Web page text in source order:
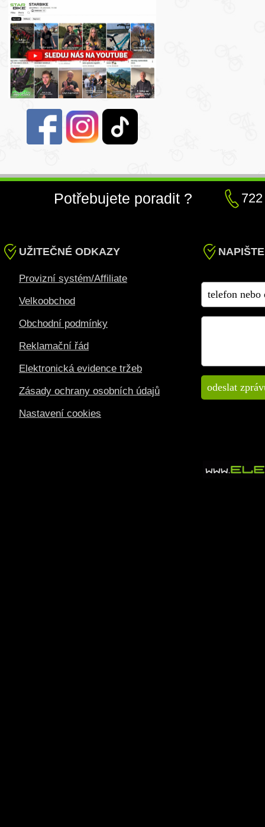
Potřebujete poradit ?
UŽITEČNÉ ODKAZY
Provizní systém/Affiliate
Velkoobchod
Obchodní podmínky
Reklamační řád
Elektronická evidence tržeb
Zásady ochrany osobních údajů
Nastavení cookies